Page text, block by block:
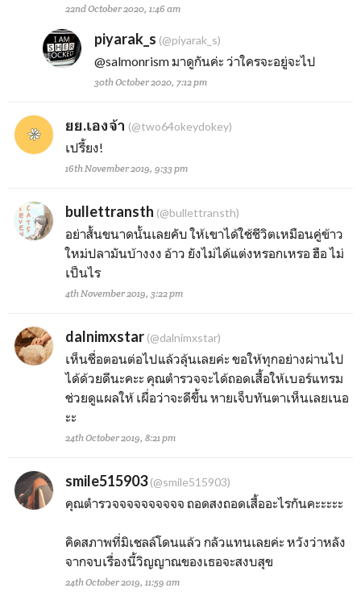
22nd October 2020, 1:46 am
piyarak_s (@piyarak_s)
@salmonrismมาดูกันค่ะ ว่าใครจะอยู่จะไป
30th October 2020, 7:12 pm
ยย.เองจ้า (@two64okeydokey)
เปรี้ยง!
16th November 2019, 9:33 pm
bullettransth (@bullettransth)
อย่าสั้นขนาดนั้นเลยคับ ให้เขาได้ใช้ชีวิตเหมือนคู่ข้าว
ใหม่ปลามันบ้างงง อ้าว ยังไม่ได้แต่งหรอกเหรอ ฮือ ไม่
เป็นไร
4th November 2019, 3:22 pm
dalnimxstar (@dalnimxstar)
เห็นชื่อตอนต่อไปแล้วลุ้นเลยค่ะ ขอให้ทุกอย่างผ่านไป
ได้ด้วยดีนะคะะ คุณตำรวจจะได้ถอดเสื้อให้เบอร์แทรม
ช่วยดูแผลให้ เผื่อว่าจะดีขึ้น หายเจ็บทันตาเห็นเลยเนอ
ะะ
24th October 2019, 8:21 pm
smile515903(@smile515903)
คุณตำรวจจจจจจจจจจ ถอดสงถอดเสื้ออะไรกันคะะะะะ
คิดสภาพที่มิเชลล์โดนแล้ว กลัวแทนเลยค่ะ หวังว่าหลัง
จากจบเรื่องนี้วิญญาณของเธอจะสงบสุข
24th October 2019, 11:59 am